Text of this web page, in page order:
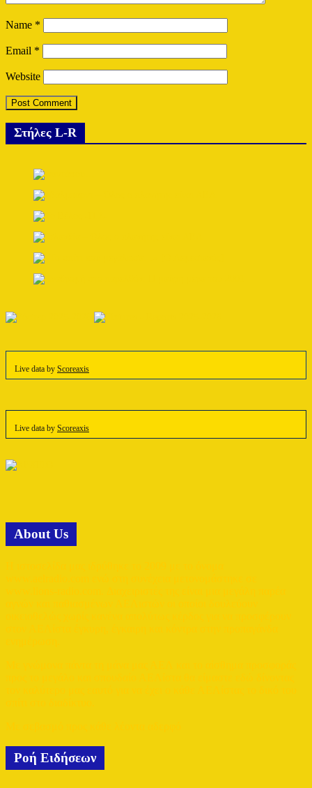
Name *
Email *
Website
Στήλες L-R
Live data by Scoreaxis
Live data by Scoreaxis
Αbout Us
Ροή Ειδήσεων